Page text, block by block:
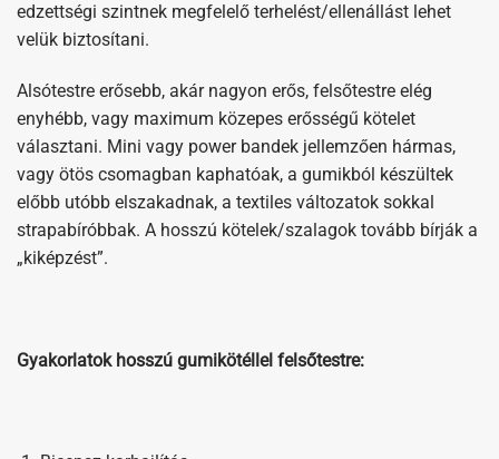
edzettségi szintnek megfelelő terhelést/ellenállást lehet
velük biztosítani.
Alsótestre erősebb, akár nagyon erős, felsőtestre elég
enyhébb, vagy maximum közepes erősségű kötelet
választani. Mini vagy power bandek jellemzően hármas,
vagy ötös csomagban kaphatóak, a gumikból készültek
előbb utóbb elszakadnak, a textiles változatok sokkal
strapabíróbbak. A hosszú kötelek/szalagok tovább bírják a
„kiképzést”.
Gyakorlatok hosszú gumikötéllel felsőtestre: